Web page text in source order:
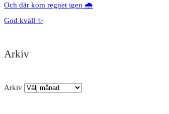
Och där kom regnet igen 🌧️
God kväll ✨
Arkiv
Arkiv